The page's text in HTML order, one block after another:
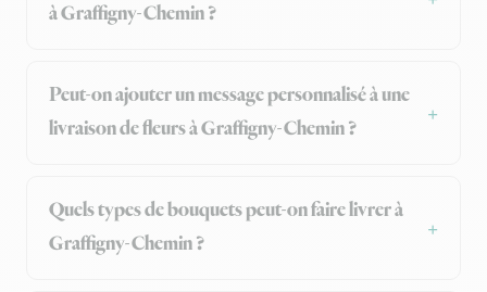
à Graffigny-Chemin ?
Peut-on ajouter un message personnalisé à une
livraison de fleurs à Graffigny-Chemin ?
Quels types de bouquets peut-on faire livrer à
Graffigny-Chemin ?